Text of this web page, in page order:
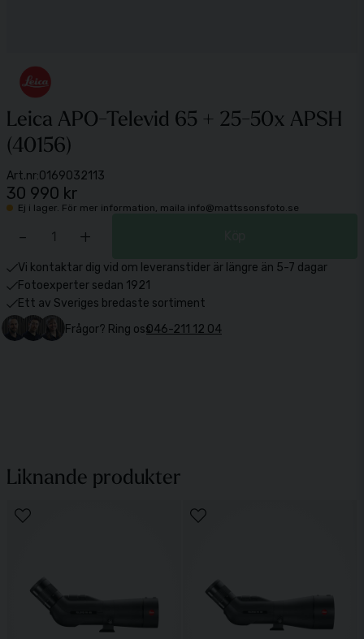
Leica APO-Televid 65 + 25-50x APSH
(40156)
Art.nr:0169032113
30 990 kr
Ej i lager. För mer information, maila info@mattssonsfoto.se
- +
Vi kontaktar dig vid om leveranstider är längre än 5-7 dagar
Fotoexperter sedan 1921
Ett av Sveriges bredaste sortiment
Frågor? Ring oss046-211 12 04
Liknande produkter